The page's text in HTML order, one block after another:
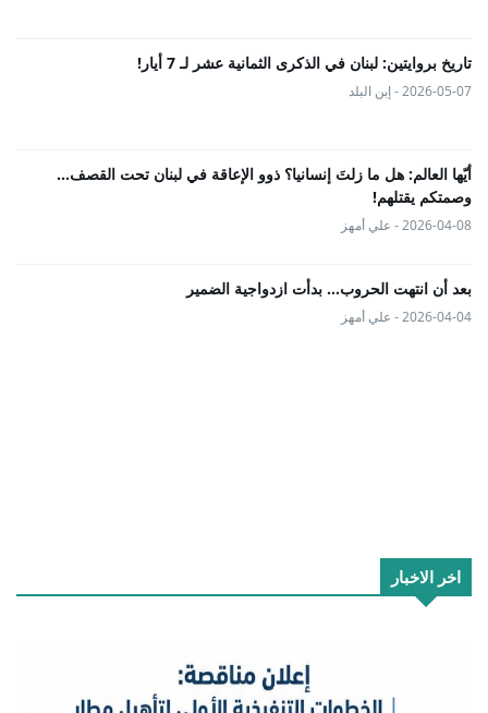
تاريخ بروايتين: لبنان في الذكرى الثمانية عشر لـ 7 أيار!
2026-05-07 - إبن البلد
أيّها العالم: هل ما زلتَ إنسانيا؟ ذوو الإعاقة في لبنان تحت القصف...
وصمتكم يقتلهم!
2026-04-08 - علي أمهز
بعد أن انتهت الحروب… بدأت ازدواجية الضمير
2026-04-04 - علي أمهز
اخر الاخبار